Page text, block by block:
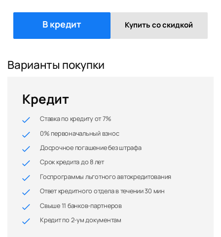
В кредит Купить со скидкой
Варианты покупки
Кредит
Ставка по кредиту от 7%
0% первоначальный взнос
Досрочное погашение без штрафа
Срок кредита до 8 лет
Госпрограммы льготного автокредитования
Ответ кредитного отдела в течении 30 мин
Свыше 11 банков-партнеров
Кредит по 2-ум документам